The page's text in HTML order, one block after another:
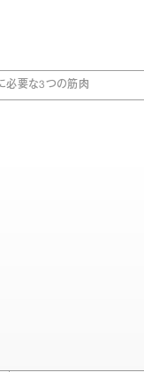
必要な3つの筋肉